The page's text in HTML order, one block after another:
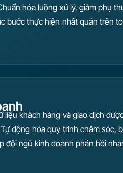
hóa luồng xử lý, giảm phụ
bước thực hiện nhất quán trên
liệu khách hàng và giao dịch
động hóa quy trình chăm sóc,
đội ngũ kinh doanh phản hồi